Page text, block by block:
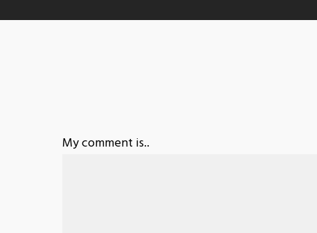
My comment is..